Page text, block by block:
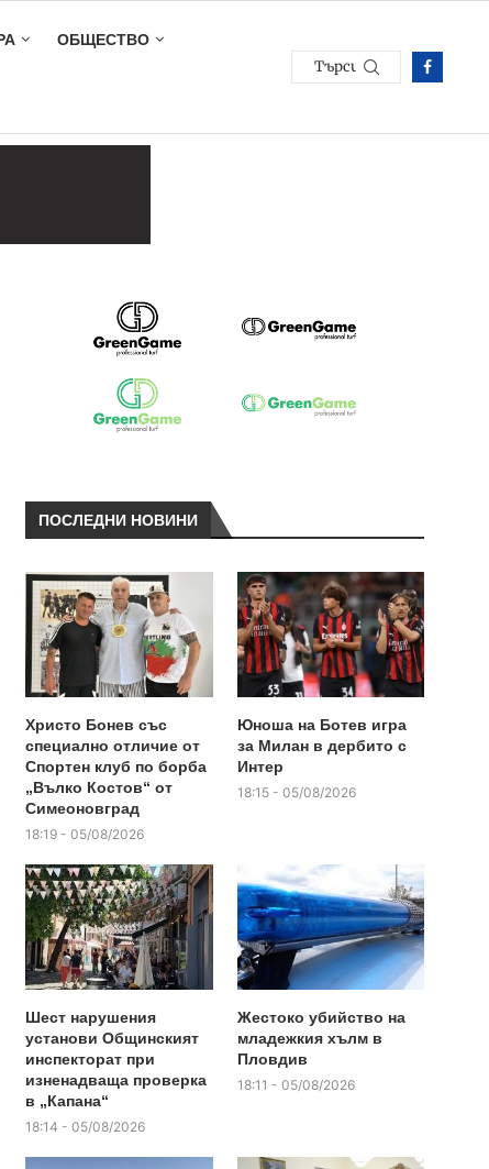
ОБЩЕСТВО
ПОСЛЕДНИ НОВИНИ
Христо Бонев със
специално отличие от
Спортен клуб по борба
„Вълко Костов“ от
Симеоновград
18:19 - 05/08/2026
Юноша на Ботев игра
за Милан в дербито с
Интер
18:15 - 05/08/2026
Шест нарушения
установи Общинският
инспекторат при
изненадваща проверка
в „Капана“
18:14 - 05/08/2026
Жестоко убийство на
младежкия хълм в
Пловдив
18:11 - 05/08/2026